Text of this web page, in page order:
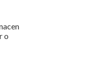
o